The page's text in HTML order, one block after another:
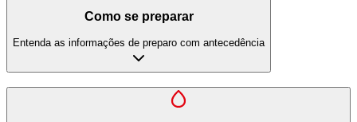
Como se preparar
Entenda as informações de preparo com antecedência